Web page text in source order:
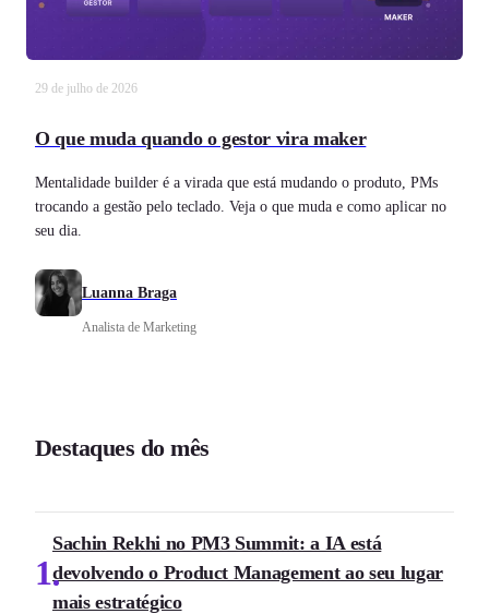
29 de julho de 2026
O que muda quando o gestor vira maker
Mentalidade builder é a virada que está mudando o produto, PMs
trocando a gestão pelo teclado. Veja o que muda e como aplicar no
seu dia.
Luanna Braga
Analista de Marketing
Destaques do mês
1
Sachin Rekhi no PM3 Summit: a IA está
devolvendo o Product Management ao seu lugar
mais estratégico